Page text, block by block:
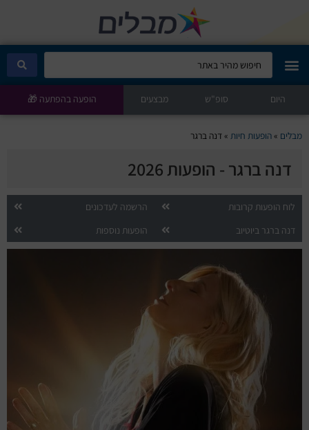
מבלים קלאב
הופעות היום
סטנדאפ
הצגות ילדים
הופעות חיות
הצגות תיאטרון
מחזות זמר
מחול ובלט
קונצרטים
הרצאות
היום סופ"ש מבצעים הופעה בהפתעה 🎁
מבלים »הופעות חיות » דנה ברגר
דנה ברגר - הופעות 2026
לוח הופעות קרובות
הרשמה לעדכונים
דנה ברגר ביוטיוב
הופעות נוספות